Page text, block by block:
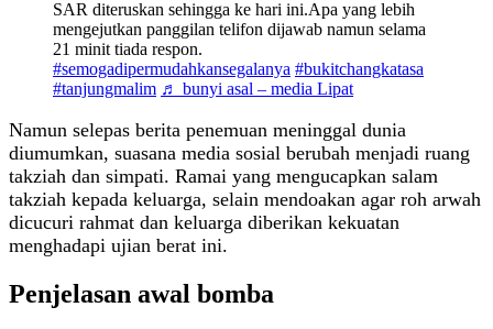
SAR diteruskan sehingga ke hari ini.Apa yang lebih
mengejutkan panggilan telifon dijawab namun selama
21 minit tiada respon.
#semogadipermudahkansegalanya #bukitchangkatasa
#tanjungmalim ♬ bunyi asal – media Lipat
Namun selepas berita penemuan meninggal dunia
diumumkan, suasana media sosial berubah menjadi ruang
takziah dan simpati. Ramai yang mengucapkan salam
takziah kepada keluarga, selain mendoakan agar roh arwah
dicucuri rahmat dan keluarga diberikan kekuatan
menghadapi ujian berat ini.
Penjelasan awal bomba